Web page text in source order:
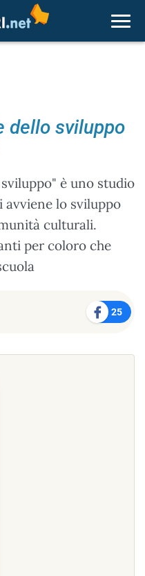
dello sviluppo
è uno studio
avviene lo sviluppo
culturali.
per coloro che
25